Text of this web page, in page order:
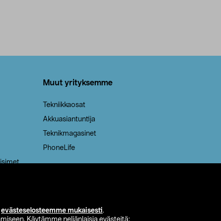
evästeselosteemme mukaisesti.
Käytämme neljänlaisia evästeitä:
Muut yrityksemme
Tekniikkaosat
Akkuasiantuntija
Teknikmagasinet
PhoneLife